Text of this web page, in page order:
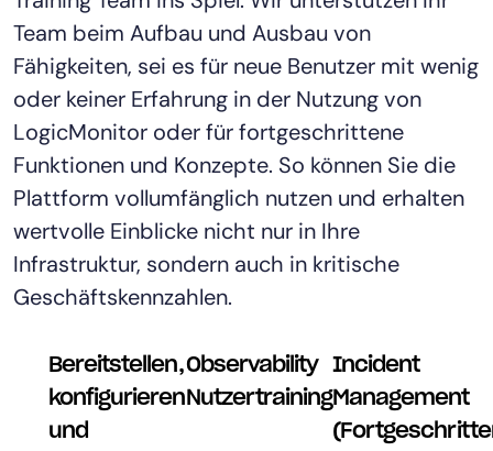
Team beim Aufbau und Ausbau von
Fähigkeiten, sei es für neue Benutzer mit wenig
oder keiner Erfahrung in der Nutzung von
LogicMonitor oder für fortgeschrittene
Funktionen und Konzepte. So können Sie die
Plattform vollumfänglich nutzen und erhalten
wertvolle Einblicke nicht nur in Ihre
Infrastruktur, sondern auch in kritische
Geschäftskennzahlen.
Bereitstellen,
konfigurieren
und
Observability
Nutzertraining
Incident
Management